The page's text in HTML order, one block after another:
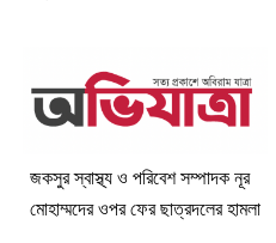
জকসুর স্বাস্থ্য ও পরিবেশ সম্পাদক নূর
মোহাম্মদের ওপর ফের ছাত্রদলের হামলা